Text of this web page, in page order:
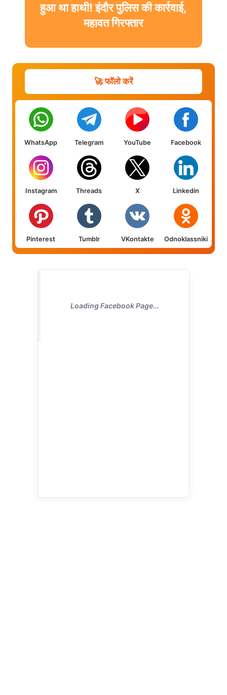
हॉस्टल में लगाई फांसी, सहेली को
वाट्सऐप पर भेजा “बाय” और लिखा
🚀 फॉलो करें
WhatsApp Telegram YouTube Facebook
Instagram Threads X Linkedin
Pinterest Tumblr VKontakte Odnoklassniki
Loading Facebook Page...